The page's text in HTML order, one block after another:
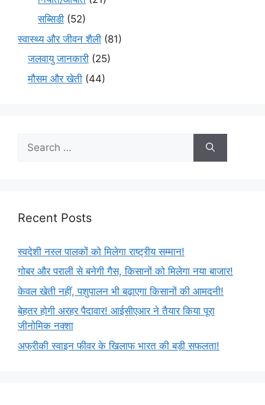
सब्सिडी (52)
स्वास्थ्य और जीवन शैली (81)
जलवायु जानकारी (25)
मौसम और खेती (44)
Recent Posts
स्वदेशी नस्ल पालकों को मिलेगा राष्ट्रीय सम्मान!
गोबर और पराली से बनेगी गैस, किसानों को मिलेगा नया बाजार!
केवल खेती नहीं, पशुपालन भी बढ़ाएगा किसानों की आमदनी!
बेहतर होगी अरहर पैदावार! आईसीएआर ने तैयार किया पूरा
जीनोमिक नक्शा
अफ्रीकी स्वाइन फीवर के खिलाफ भारत की बड़ी सफलता!